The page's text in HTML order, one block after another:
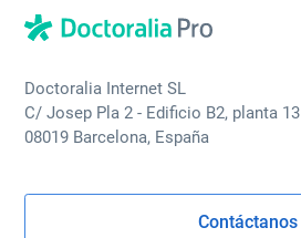
Doctoralia Internet SL
C/ Josep Pla 2 - Edificio B2, planta 13
08019 Barcelona, España
Contáctanos